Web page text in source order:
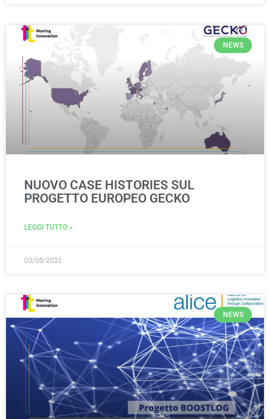
NEWS
NUOVO CASE HISTORIES SUL
PROGETTO EUROPEO GECKO
LEGGI TUTTO »
03/05/2021
NEWS